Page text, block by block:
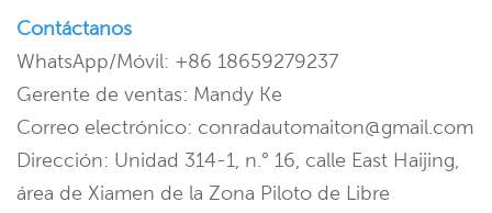
Contáctanos
WhatsApp/Móvil: +86 18659279237
Gerente de ventas: Mandy Ke
Correo electrónico: conradautomaiton@gmail.com
Dirección: Unidad 314-1, n.° 16, calle East Haijing,
área de Xiamen de la Zona Piloto de Libre